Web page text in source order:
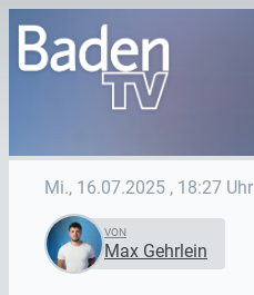
Mi., 16.07.2025 , 18:27 Uhr
VON
Max Gehrlein